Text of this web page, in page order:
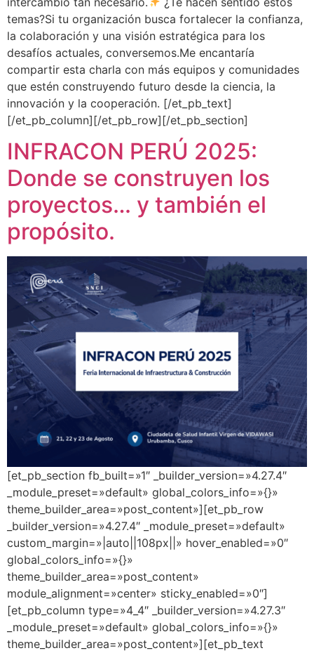
temas?Si tu organización busca fortalecer la confianza,
la colaboración y una visión estratégica para los
desafíos actuales, conversemos.Me encantaría
compartir esta charla con más equipos y comunidades
que estén construyendo futuro desde la ciencia, la
innovación y la cooperación. [/et_pb_text]
[/et_pb_column][/et_pb_row][/et_pb_section]
INFRACON PERÚ 2025:
Donde se construyen los
proyectos… y también el
propósito.
[et_pb_section fb_built=»1″ _builder_version=»4.27.4″
_module_preset=»default» global_colors_info=»{}»
theme_builder_area=»post_content»][et_pb_row
_builder_version=»4.27.4″ _module_preset=»default»
custom_margin=»|auto||108px||» hover_enabled=»0″
global_colors_info=»{}»
theme_builder_area=»post_content»
module_alignment=»center» sticky_enabled=»0″]
[et_pb_column type=»4_4″ _builder_version=»4.27.3″
_module_preset=»default» global_colors_info=»{}»
theme_builder_area=»post_content»][et_pb_text